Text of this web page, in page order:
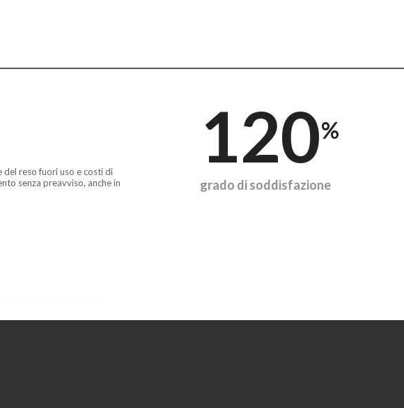
del reso fuori uso e costi di
senza preavviso, anche in
120%
grado di soddisfazione